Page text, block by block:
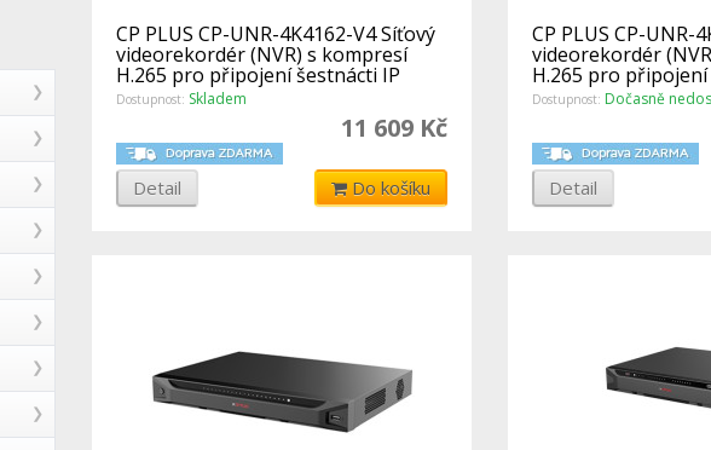
CP PLUS CP-UNR-4K4162-V4 Síťový
videorekordér (NVR) s kompresí
H.265 pro připojení šestnácti IP
kame
Dostupnost: Skladem
11 609 Kč
Detail Do košíku
CP PLUS CP-UNR-
videorekordér
H.265 pro
Dostupnost: Dočasně
Detail